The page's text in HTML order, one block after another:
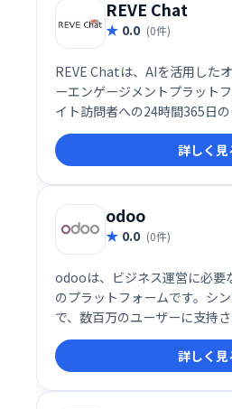
ニーズにも対応する柔軟性も魅
REVE Chat
0.0 (0件)
REVE Chatは、AIを活用した
ーエンゲージメントプラット
イト訪問者への24時間365日
トを提供し、リード獲得と販
による効率的な対応と人間ら
顧客エンゲージメントの向上
詳しく見
odoo
0.0 (0件)
odooは、ビジネス運営に必要
のプラットフォームです。シ
で、数百万のユーザーに支持
たアプリにより、業務効率化
長を支援します。
詳しく見